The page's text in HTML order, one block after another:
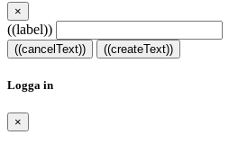
×
((label))
((cancelText)) ((createText))
Logga in
×